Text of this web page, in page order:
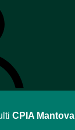
CPIA Mantova